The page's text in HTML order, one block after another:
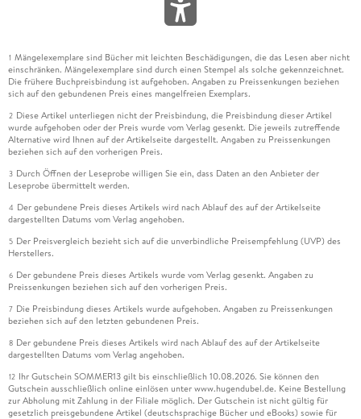
1 Mängelexemplare sind Bücher mit leichten Beschädigungen, die das Lesen aber nicht
einschränken. Mängelexemplare sind durch einen Stempel als solche gekennzeichnet.
Die frühere Buchpreisbindung ist aufgehoben. Angaben zu Preissenkungen beziehen
sich auf den gebundenen Preis eines mangelfreien Exemplars.
2 Diese Artikel unterliegen nicht der Preisbindung, die Preisbindung dieser Artikel
wurde aufgehoben oder der Preis wurde vom Verlag gesenkt. Die jeweils zutreffende
Alternative wird Ihnen auf der Artikelseite dargestellt. Angaben zu Preissenkungen
beziehen sich auf den vorherigen Preis.
3 Durch Öffnen der Leseprobe willigen Sie ein, dass Daten an den Anbieter der
Leseprobe übermittelt werden.
4 Der gebundene Preis dieses Artikels wird nach Ablauf des auf der Artikelseite
dargestellten Datums vom Verlag angehoben.
5 Der Preisvergleich bezieht sich auf die unverbindliche Preisempfehlung (UVP) des
Herstellers.
6 Der gebundene Preis dieses Artikels wurde vom Verlag gesenkt. Angaben zu
Preissenkungen beziehen sich auf den vorherigen Preis.
7 Die Preisbindung dieses Artikels wurde aufgehoben. Angaben zu Preissenkungen
beziehen sich auf den letzten gebundenen Preis.
8 Der gebundene Preis dieses Artikels wird nach Ablauf des auf der Artikelseite
dargestellten Datums vom Verlag angehoben.
12 Ihr Gutschein SOMMER13 gilt bis einschließlich 10.08.2026. Sie können den
Gutschein ausschließlich online einlösen unter www.hugendubel.de. Keine Bestellung
zur Abholung mit Zahlung in der Filiale möglich. Der Gutschein ist nicht gültig für
gesetzlich preisgebundene Artikel (deutschsprachige Bücher und eBooks) sowie für